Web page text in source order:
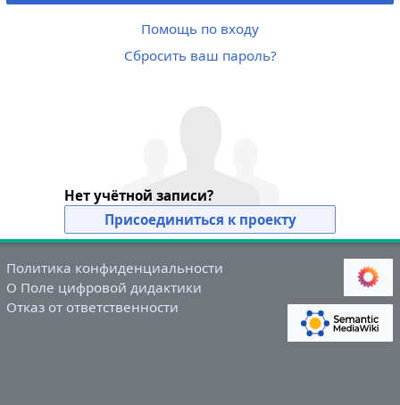
Помощь по входу
Сбросить ваш пароль?
Нет учётной записи?
Присоединиться к проекту
Политика конфиденциальности
О Поле цифровой дидактики
Отказ от ответственности